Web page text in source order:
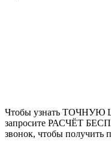
Чтобы узнать ТОЧНУЮ
запросите РАСЧЁТ
звонок, чтобы получить